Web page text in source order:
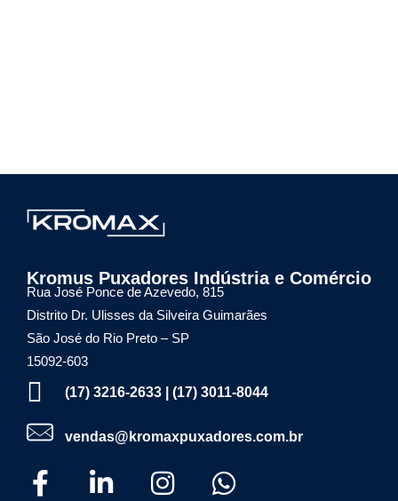
Kromax Puxadores
Kromus Puxadores Indústria e Comércio
Rua José Ponce de Azevedo, 815
Distrito Dr. Ulisses da Silveira Guimarães
São José do Rio Preto – SP
15092-603
(17) 3216-2633 | (17) 3011-8044
vendas@kromaxpuxadores.com.br